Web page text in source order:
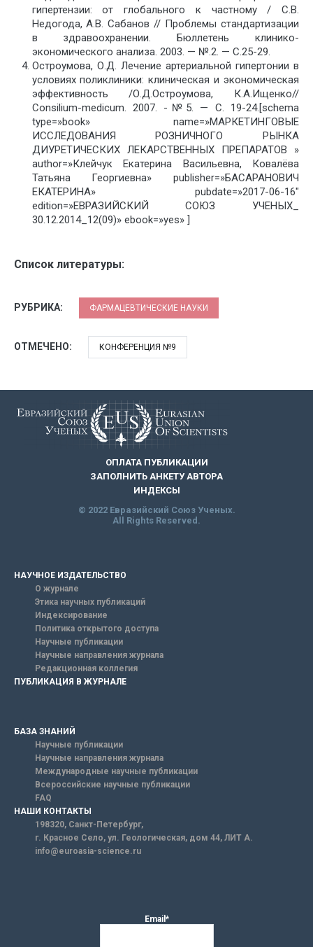
гипертензии: от глобального к частному / C.B.
Недогода, A.B. Сабанов // Проблемы стандартизации
в здравоохранении. Бюллетень клинико-
экономического анализа. 2003. — №.2. — С.25-29.
Остроумова, О.Д. Лечение артериальной гипертонии в
условиях поликлиники: клиническая и экономическая
эффективность /О.Д.Остроумова, К.А.Ищенко//
Consilium-medicum. 2007. -№5. — С. 19-24.[schema
type=»book» name=»МАРКЕТИНГОВЫЕ
ИССЛЕДОВАНИЯ РОЗНИЧНОГО РЫНКА
ДИУРЕТИЧЕСКИХ ЛЕКАРСТВЕННЫХ ПРЕПАРАТОВ »
author=»Клейчук Екатерина Васильевна, Ковалёва
Татьяна Георгиевна» publisher=»БАСАРАНОВИЧ
ЕКАТЕРИНА» pubdate=»2017-06-16″
edition=»ЕВРАЗИЙСКИЙ СОЮЗ УЧЕНЫХ_
30.12.2014_12(09)» ebook=»yes» ]
Список литературы:
РУБРИКА: ФАРМАЦЕВТИЧЕСКИЕ НАУКИ
ОТМЕЧЕНО: КОНФЕРЕНЦИЯ №9
ОПЛАТА ПУБЛИКАЦИИ
ЗАПОЛНИТЬ АНКЕТУ АВТОРА
ИНДЕКСЫ
© 2022 Евразийский Союз Ученых.
All Rights Reserved.
НАУЧНОЕ ИЗДАТЕЛЬСТВО
О журнале
Этика научных публикаций
Индексирование
Политика открытого доступа
Научные публикации
Научные направления журнала
Редакционная коллегия
ПУБЛИКАЦИЯ В ЖУРНАЛЕ
БАЗА ЗНАНИЙ
Научные публикации
Научные направления журнала
Международные научные публикации
Всероссийские научные публикации
FAQ
НАШИ КОНТАКТЫ
198320, Санкт-Петербург,
г. Красное Село, ул. Геологическая, дом 44, ЛИТ А.
info@euroasia-science.ru
Email*